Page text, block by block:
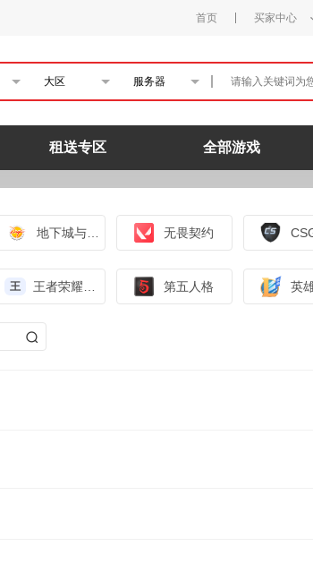
首页 买家中心
大区 服务器
租送专区 全部游戏
无畏契约
王 第五人格